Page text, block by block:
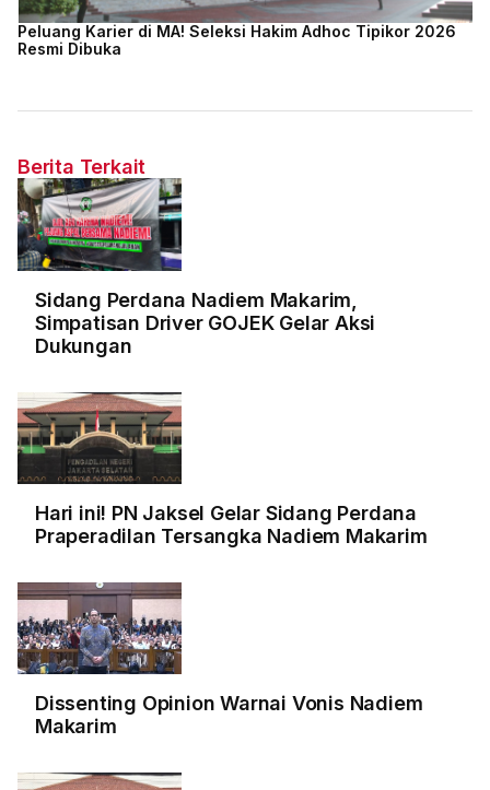
Peluang Karier di MA! Seleksi Hakim Adhoc Tipikor 2026
Resmi Dibuka
Berita Terkait
Sidang Perdana Nadiem Makarim,
Simpatisan Driver GOJEK Gelar Aksi
Dukungan
Hari ini! PN Jaksel Gelar Sidang Perdana
Praperadilan Tersangka Nadiem Makarim
Dissenting Opinion Warnai Vonis Nadiem
Makarim